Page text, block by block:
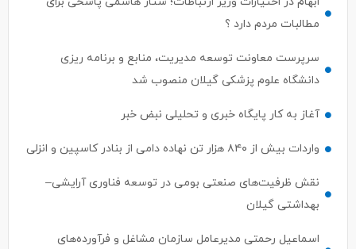
سرپرست معاونت توسعه مدیریت، منابع و برنامه ریزی
آغاز به کار پایگاه خبری و تحلیلی نبض خبر
واردات بیش از ۸۴۰ هزار تن نهاده دامی از بنادر كاسپین و انزلی
نقش ظرفیت‌های صنعتی بومی در توسعه فناوری آرایشی–
بهداشتی گیلان
اسماعیل رحمتی مدیرعامل سازمان مشاغل و فرآورده‌های